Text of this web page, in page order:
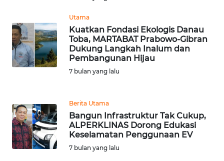
Utama
Kuatkan Fondasi Ekologis Danau
Toba, MARTABAT Prabowo-Gibran
Dukung Langkah Inalum dan
Pembangunan Hijau
7 bulan yang lalu
Berita Utama
Bangun Infrastruktur Tak Cukup,
ALPERKLINAS Dorong Edukasi
Keselamatan Penggunaan EV
7 bulan yang lalu
WN
KALTARA
WN
KALSEL
KALTIM
WN
SULSEL